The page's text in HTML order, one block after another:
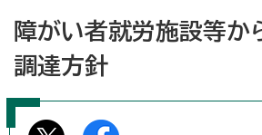
障がい者就労施設等か
調達方針